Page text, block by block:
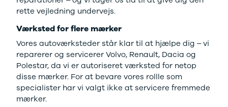
Tilbud
Megane
Modeller
Anmeldelser
Privatleasing
Tilbud
Scenic
Electric
200.000 kr.
200.000 -
300.000 -
400.000 kr.
400.000 -
500.000 kr.
Over
rette vejledning undervejs.
Værksted for flere mærker
Vores autoværksteder står klar til at hjælpe dig – vi
reparerer og servicerer Volvo, Renault, Dacia og
Polestar, da vi er autoriseret værksted for netop
disse mærker. For at bevare vores rollle som
specialister har vi valgt ikke at servicere fremmede
mærker.